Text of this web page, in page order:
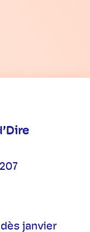
dès janvier